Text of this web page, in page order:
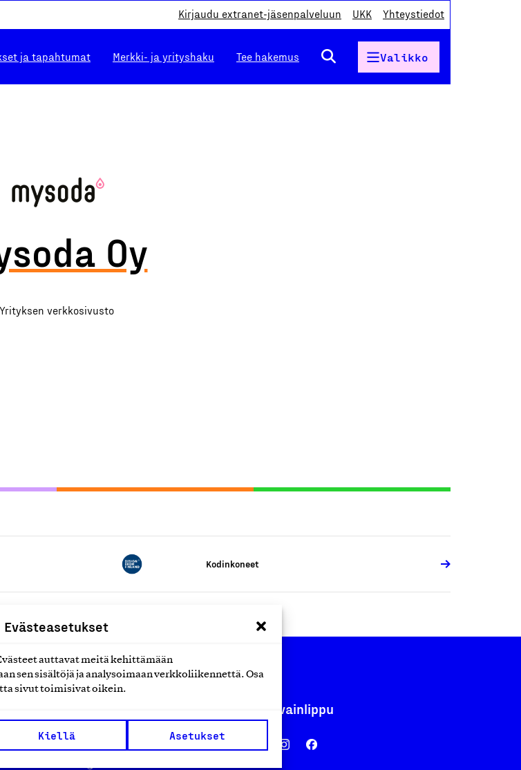
Evästeasetukset
auttavat meitä kehittämään
sen sisältöjä ja analysoimaan verkkoliikennettä. Osa
sivut toimisivat oikein.
Kiellä Asetukset
Kirjaudu extranet-jäsenpalveluun UKK Yhteystiedot
ja tapahtumat Merkki- ja yrityshaku Tee hakemus Valikko
Oy
Yrityksen verkkosivusto
Kodinkoneet
Eteläranta 14,
Avainlippu